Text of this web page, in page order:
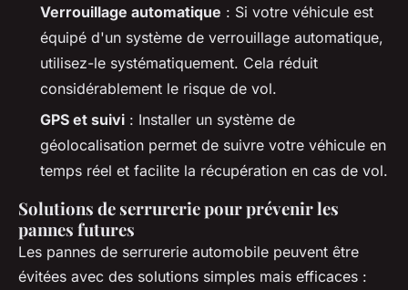
Verrouillage automatique : Si votre véhicule est
équipé d'un système de verrouillage automatique,
utilisez-le systématiquement. Cela réduit
considérablement le risque de vol.
GPS et suivi : Installer un système de
géolocalisation permet de suivre votre véhicule en
temps réel et facilite la récupération en cas de vol.
Solutions de serrurerie pour prévenir les
pannes futures
Les pannes de serrurerie automobile peuvent être
évitées avec des solutions simples mais efficaces :